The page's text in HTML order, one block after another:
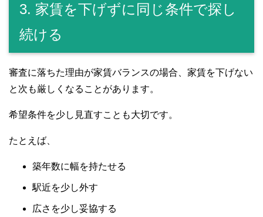
3. 家賃を下げずに同じ条件で探し
続ける
審査に落ちた理由が家賃バランスの場合、家賃を下げない
と次も厳しくなることがあります。
希望条件を少し見直すことも大切です。
たとえば、
築年数に幅を持たせる
駅近を少し外す
広さを少し妥協する